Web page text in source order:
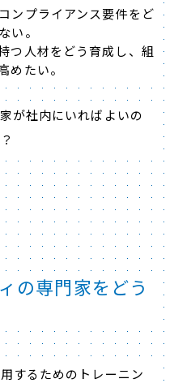
ンプライアンス要件をど
い。
つ人材をどう育成し、組
めたい。
が社内にいればよいの
の専門家をどう
するためのトレーニン